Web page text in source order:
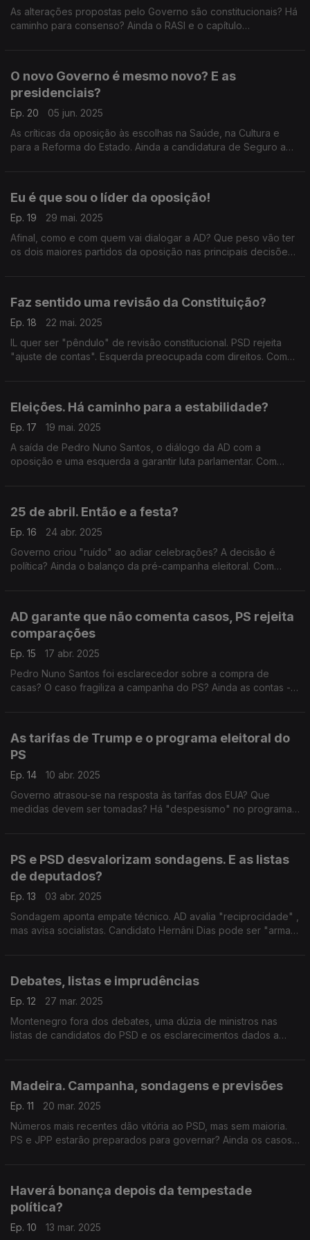
As alterações propostas pelo Governo são constitucionais? Há
caminho para consenso? Ainda o RASI e o capítulo
O novo Governo é mesmo novo? E as
presidenciais?
Ep. 20
05 jun. 2025
As críticas da oposição às escolhas na Saúde, na Cultura e
para a Reforma do Estado. Ainda a candidatura de Seguro a
Eu é que sou o líder da oposição!
Ep. 19
29 mai. 2025
Afinal, como e com quem vai dialogar a AD? Que peso vão ter
os dois maiores partidos da oposição nas principais decisões?
Faz sentido uma revisão da Constituição?
Ep. 18
22 mai. 2025
IL quer ser "pêndulo" de revisão constitucional. PSD rejeita
"ajuste de contas". Esquerda preocupada com direitos. Com
Eleições. Há caminho para a estabilidade?
Ep. 17
19 mai. 2025
A saída de Pedro Nuno Santos, o diálogo da AD com a
oposição e uma esquerda a garantir luta parlamentar. Com
25 de abril. Então e a festa?
Ep. 16
24 abr. 2025
Governo criou "ruído" ao adiar celebrações? A decisão é
política? Ainda o balanço da pré-campanha eleitoral. Com
AD garante que não comenta casos, PS rejeita
comparações
Ep. 15
17 abr. 2025
Pedro Nuno Santos foi esclarecedor sobre a compra de
casas? O caso fragiliza a campanha do PS? Ainda as contas - e
As tarifas de Trump e o programa eleitoral do
PS
Ep. 14
10 abr. 2025
Governo atrasou-se na resposta às tarifas dos EUA? Que
medidas devem ser tomadas? Há "despesismo" no programa
PS e PSD desvalorizam sondagens. E as listas
de deputados?
Ep. 13
03 abr. 2025
Sondagem aponta empate técnico. AD avalia "reciprocidade" ,
mas avisa socialistas. Candidato Hernâni Dias pode ser "arma
Debates, listas e imprudências
Ep. 12
27 mar. 2025
Montenegro fora dos debates, uma dúzia de ministros nas
listas de candidatos do PSD e os esclarecimentos dados a
Madeira. Campanha, sondagens e previsões
Ep. 11
20 mar. 2025
Números mais recentes dão vitória ao PSD, mas sem maioria.
PS e JPP estarão preparados para governar? Ainda os casos
Haverá bonança depois da tempestade
política?
Ep. 10
13 mar. 2025